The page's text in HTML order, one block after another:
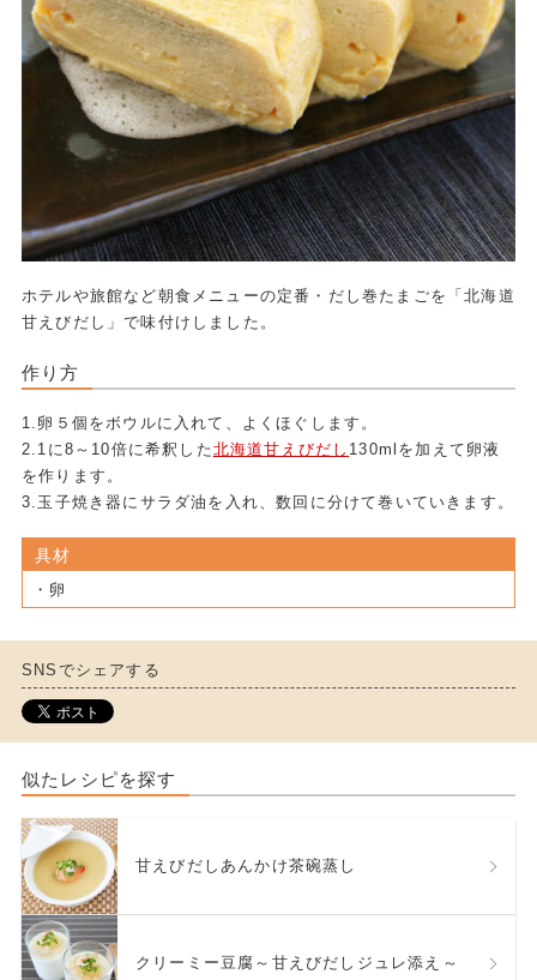
ホテルや旅館など朝食メニューの定番・だし巻たまごを「北海道
甘えびだし」で味付けしました。
作り方
1.卵５個をボウルに入れて、よくほぐします。
2.1に8～10倍に希釈した北海道甘えびだし 130mlを加えて卵液
を作ります。
3.玉子焼き器にサラダ油を入れ、数回に分けて巻いていきます。
具材
・卵
SNSでシェアする
似たレシピを探す
甘えびだしあんかけ茶碗蒸し
クリーミー豆腐～甘えびだしジュレ添え～